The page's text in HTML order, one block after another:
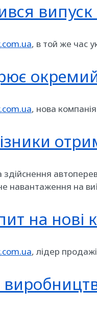
, в той же час
, нова
здійснення
навантаження на
на нові
, лідер